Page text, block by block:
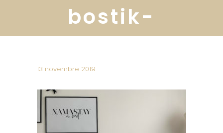
bostik-
ikea-hack-
13 novembre 2019